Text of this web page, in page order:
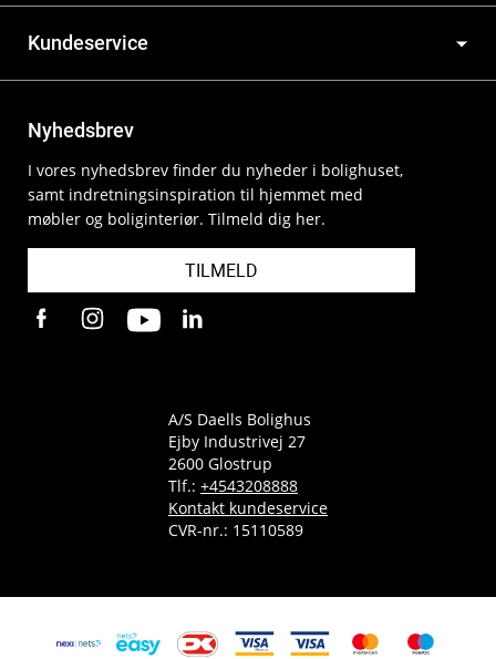
Kundeservice
Nyhedsbrev
I vores nyhedsbrev finder du nyheder i bolighuset,
samt indretningsinspiration til hjemmet med
møbler og boliginteriør. Tilmeld dig her.
TILMELD
A/S Daells Bolighus
Ejby Industrivej 27
2600 Glostrup
Tlf.: +4543208888
Kontakt kundeservice
CVR-nr.: 15110589